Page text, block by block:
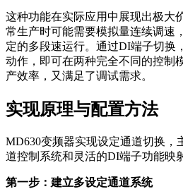
这种功能在实际应用中展现出极大
常生产时可能需要模拟量连续调速
定的多段速运行。通过DI端子切换
动作，即可在两种完全不同的控制
产效率，又满足了调试需求。
实现原理与配置方法
MD630变频器实现设定通道切换，
道控制系统和灵活的DI端子功能映
第一步：建立多设定通道系统